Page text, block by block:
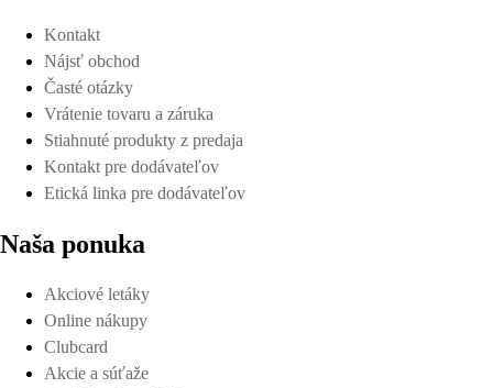
Kontakt
Nájsť obchod
Časté otázky
Vrátenie tovaru a záruka
Stiahnuté produkty z predaja
Kontakt pre dodávateľov
Etická linka pre dodávateľov
Naša ponuka
Akciové letáky
Online nákupy
Clubcard
Akcie a súťaže